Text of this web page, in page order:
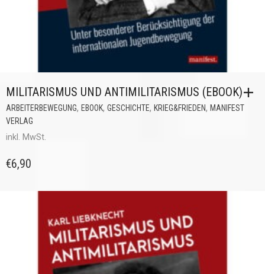
MILITARISMUS UND ANTIMILITARISMUS (EBOOK)
ARBEITERBEWEGUNG, EBOOK, GESCHICHTE, KRIEG&FRIEDEN, MANIFEST
VERLAG
inkl. MwSt.
€6,90